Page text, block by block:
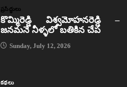
ప్రసిద్ధులు
కొమ్మిరెడ్డి విశ్వమోహనరెడ్డి –
జనమనే నీళ్ళలో బతికిన చేప
Sunday, July 12, 2026
కథలు